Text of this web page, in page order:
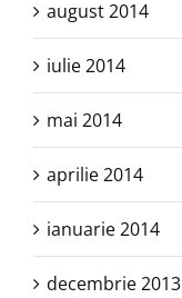
august 2014
iulie 2014
mai 2014
aprilie 2014
ianuarie 2014
decembrie 2013